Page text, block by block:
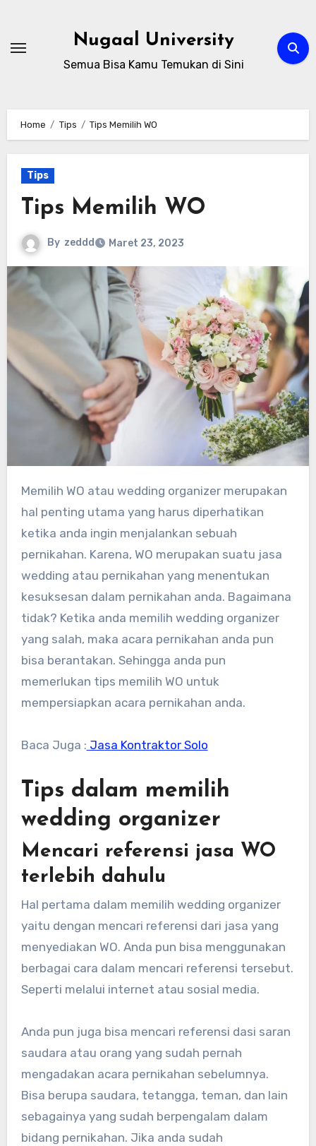
content
Nugaal University
Semua Bisa Kamu Temukan di Sini
Home Tips Tips Memilih WO
Tips
Tips Memilih WO
By zeddd Maret 23, 2023
Memilih WO atau wedding organizer merupakan
hal penting utama yang harus diperhatikan
ketika anda ingin menjalankan sebuah
pernikahan. Karena, WO merupakan suatu jasa
wedding atau pernikahan yang menentukan
kesuksesan dalam pernikahan anda. Bagaimana
tidak? Ketika anda memilih wedding organizer
yang salah, maka acara pernikahan anda pun
bisa berantakan. Sehingga anda pun
memerlukan tips memilih WO untuk
mempersiapkan acara pernikahan anda.
Baca Juga : Jasa Kontraktor Solo
Tips dalam memilih
wedding organizer
Mencari referensi jasa WO
terlebih dahulu
Hal pertama dalam memilih wedding organizer
yaitu dengan mencari referensi dari jasa yang
menyediakan WO. Anda pun bisa menggunakan
berbagai cara dalam mencari referensi tersebut.
Seperti melalui internet atau sosial media.
Anda pun juga bisa mencari referensi dasi saran
saudara atau orang yang sudah pernah
mengadakan acara pernikahan sebelumnya.
Bisa berupa saudara, tetangga, teman, dan lain
sebagainya yang sudah berpengalam dalam
bidang pernikahan. Jika anda sudah